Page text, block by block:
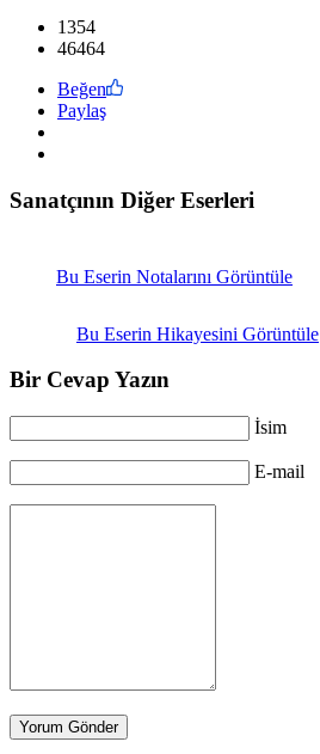
1354
46464
Beğen
Paylaş
Sanatçının Diğer Eserleri
Bu Eserin Notalarını Görüntüle
Bu Eserin Hikayesini Görüntüle
Bir Cevap Yazın
İsim
E-mail